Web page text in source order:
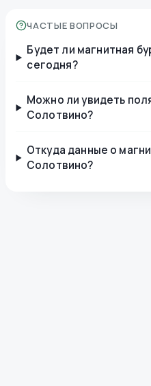
ЧАСТЫЕ ВОПРОСЫ
Будет ли магнитная
сегодня?
Можно ли увидеть
Солотвино?
Откуда данные о
Солотвино?